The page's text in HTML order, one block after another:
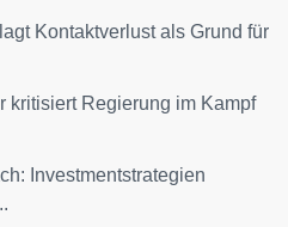
Kontaktverlust als Grund für
kritisiert Regierung im Kampf
Investmentstrategien